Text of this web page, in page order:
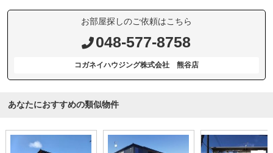
お部屋探しのご依頼はこちら
048-577-8758
コガネイハウジング株式会社 熊谷店
あなたにおすすめの類似物件